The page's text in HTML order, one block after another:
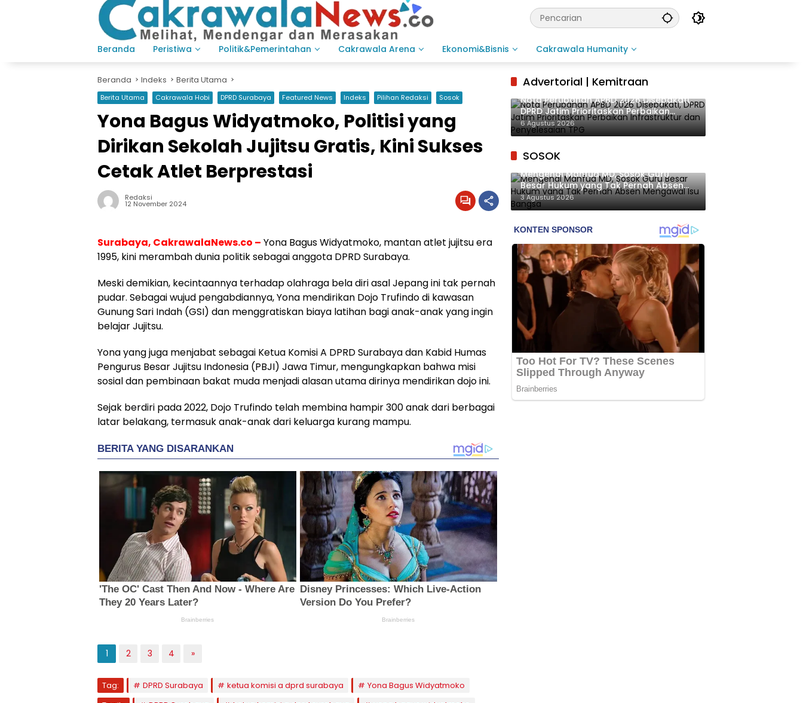
Beranda
Peristiwa Politik&Pemerintahan Cakrawala Arena Ekonomi&Bisnis Cakrawala Humanity
Beranda Indeks Berita Utama
Berita Utama Cakrawala Hobi DPRD Surabaya Featured News Indeks Pilihan Redaksi Sosok
Yona Bagus Widyatmoko, Politisi yang
Dirikan Sekolah Jujitsu Gratis, Kini Sukses
Cetak Atlet Berprestasi
Redaksi
12 November 2024
Surabaya, CakrawalaNews.co – Yona Bagus Widyatmoko, mantan atlet jujitsu era
1995, kini merambah dunia politik sebagai anggota DPRD Surabaya.
Meski demikian, kecintaannya terhadap olahraga bela diri asal Jepang ini tak pernah
pudar. Sebagai wujud pengabdiannya, Yona mendirikan Dojo Trufindo di kawasan
Gunung Sari Indah (GSI) dan menggratiskan biaya latihan bagi anak-anak yang ingin
belajar Jujitsu.
Yona yang juga menjabat sebagai Ketua Komisi A DPRD Surabaya dan Kabid Humas
Pengurus Besar Jujitsu Indonesia (PBJI) Jawa Timur, mengungkapkan bahwa misi
sosial dan pembinaan bakat muda menjadi alasan utama dirinya mendirikan dojo ini.
Sejak berdiri pada 2022, Dojo Trufindo telah membina hampir 300 anak dari berbagai
latar belakang, termasuk anak-anak dari keluarga kurang mampu.
1 2 3 4 »
Tag: DPRD Surabaya ketua komisi a dprd surabaya
Yona Bagus Widyatmoko
Advertorial | Kemitraan
Nota Perubahan APBD 2026 Disepakati,
DPRD Jatim Prioritaskan Perbaikan
Infrastruktur dan Penyelesaian TPG
6 Agustus 2026
SOSOK
Mengenal Mahfud MD, Sosok Guru
Besar Hukum yang Tak Pernah Absen
Mengawal Isu Bangsa
3 Agustus 2026